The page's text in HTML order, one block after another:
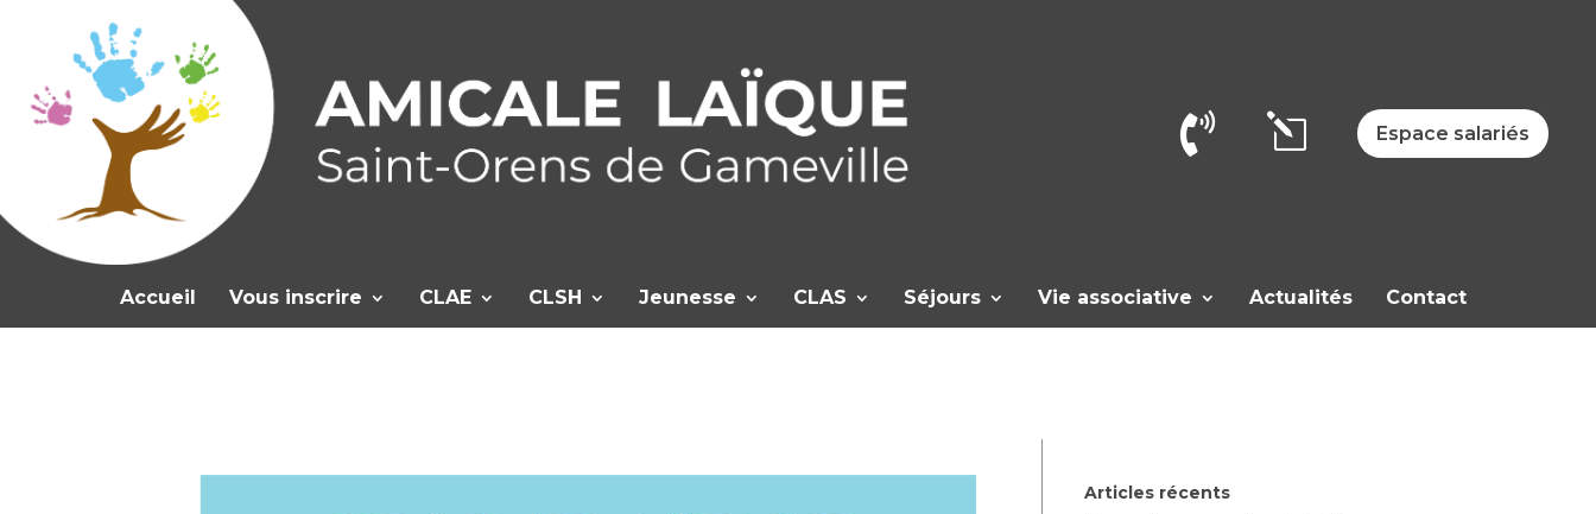
 l Espace salariés
Accueil Vous inscrire CLAE CLSH Jeunesse CLAS Séjours Vie associative Actualités Contact
Articles récents